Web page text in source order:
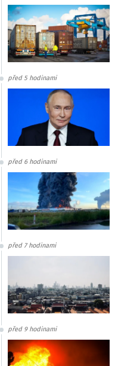
před 5 hodinami
před 6 hodinami
před 7 hodinami
před 9 hodinami